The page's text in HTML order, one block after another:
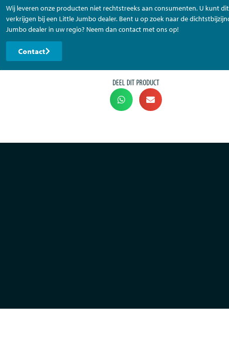
Wij leveren onze producten niet rechtstreeks aan consumenten. U kunt
verkrijgen bij een Little Jumbo dealer. Bent u op zoek naar de
Jumbo dealer in uw regio? Neem dan contact met ons op!
Contact
DEEL DIT PRODUCT